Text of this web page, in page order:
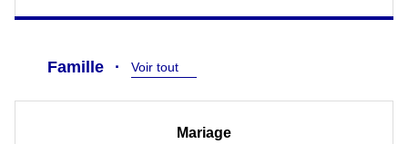
Famille Voir tout
Mariage